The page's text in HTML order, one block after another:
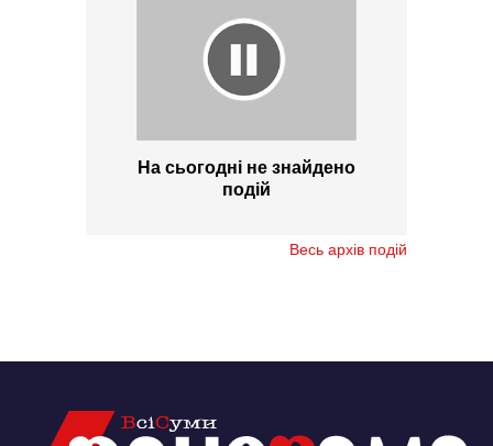
На сьогодні не знайдено
подій
Весь архів подій